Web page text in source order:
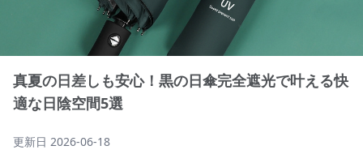
真夏の日差しも安心！黒の日傘完全遮光で叶える快
適な日陰空間5選
更新日 2026-06-18